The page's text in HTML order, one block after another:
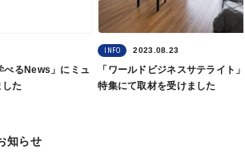
べるNews」にミュ
た
INFO 2023.08.23
「ワールドビジネスサテライト
特集にて取材を受けました
知らせ